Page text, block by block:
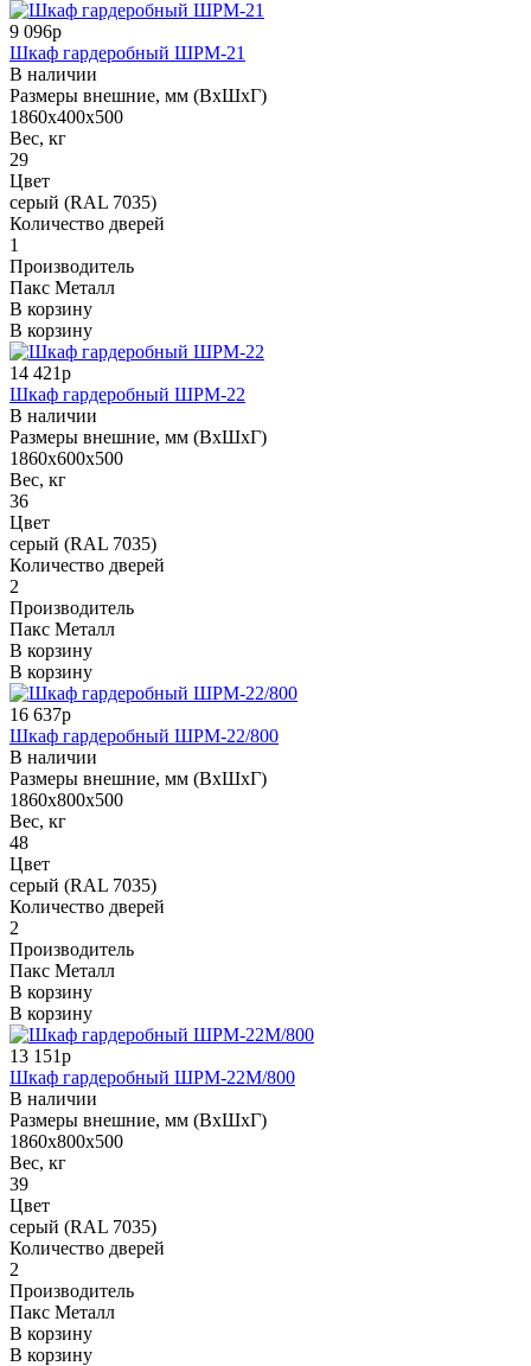
9 096р
Шкаф гардеробный ШРМ-21
В наличии
Размеры внешние, мм (ВхШхГ)
1860x400x500
Вес, кг
29
Цвет
серый (RAL 7035)
Количество дверей
1
Производитель
Пакс Металл
В корзину
В корзину
14 421р
Шкаф гардеробный ШРМ-22
В наличии
Размеры внешние, мм (ВхШхГ)
1860x600x500
Вес, кг
36
Цвет
серый (RAL 7035)
Количество дверей
2
Производитель
Пакс Металл
В корзину
В корзину
16 637р
Шкаф гардеробный ШРМ-22/800
В наличии
Размеры внешние, мм (ВхШхГ)
1860x800x500
Вес, кг
48
Цвет
серый (RAL 7035)
Количество дверей
2
Производитель
Пакс Металл
В корзину
В корзину
13 151р
Шкаф гардеробный ШРМ-22М/800
В наличии
Размеры внешние, мм (ВхШхГ)
1860x800x500
Вес, кг
39
Цвет
серый (RAL 7035)
Количество дверей
2
Производитель
Пакс Металл
В корзину
В корзину